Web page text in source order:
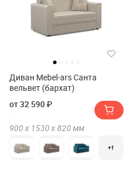
Диван Mebel-ars Санта
вельвет (бархат)
от 32 590 ₽
900 х 1530 х820 мм
+1